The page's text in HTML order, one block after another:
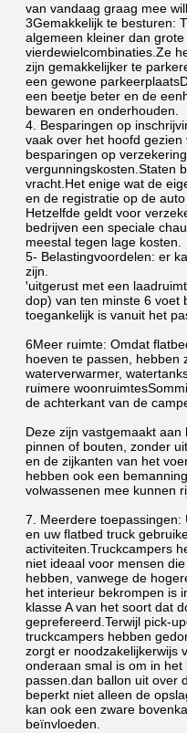
van vandaag graag mee
3Gemakkelijk te besturen:
algemeen kleiner dan
vierdewielcombinaties.Ze
zijn gemakkelijker te
een gewone
een beetje beter en de
bewaren en onderhouden.
4. Besparingen op
vaak over het hoofd
besparingen op
vergunningskosten.Staten
vracht.Het enige wat de
en de registratie op de
Hetzelfde geldt voor
bedrijven een speciale
meestal tegen lage kosten.
5- Belastingvoordelen: er
zijn.
ꞌuitgerust met een
dop) van ten minste 6 voet
toegankelijk is vanuit het
6Meer ruimte: Omdat
hoeven te passen, hebben
waterverwarmer,
ruimere
de achterkant van de
Deze zijn vastgemaakt
pinnen of bouten, zonder
en de zijkanten van het
hebben ook een
volwassenen mee kunnen
7. Meerdere toepassingen:
en uw flatbed truck
activiteiten.Truckcampers
niet ideaal voor mensen
hebben, vanwege de
het interieur bekrompen is
klasse A van het soort dat
geprefereerd.Terwijl pick-
truckcampers hebben
zorgt er noodzakelijkerwijs
onderaan smal is om in
passen.dan ballon uit over
beperkt niet alleen de
kan ook een zware
beïnvloeden.